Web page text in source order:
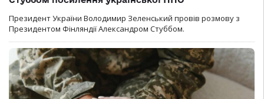
Президент України Володимир Зеленський провів розмову з
Президентом Фінляндії Александром Стуббом.